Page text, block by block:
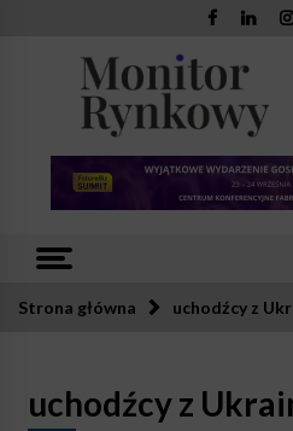
Strona główna uchodźcy z
uchodźcy z